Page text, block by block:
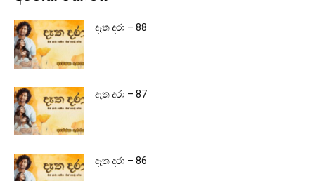
දෑත දරා – 88
දෑත දරා – 87
දෑත දරා – 86